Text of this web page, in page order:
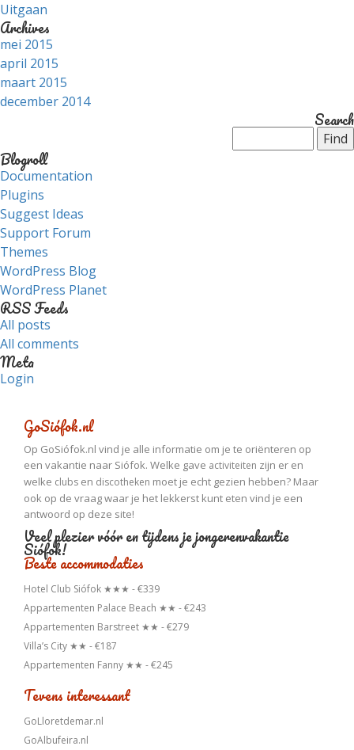
Uitgaan
Archives
mei 2015
april 2015
maart 2015
december 2014
Search
Blogroll
Documentation
Plugins
Suggest Ideas
Support Forum
Themes
WordPress Blog
WordPress Planet
RSS Feeds
All posts
All comments
Meta
Login
GoSiófok.nl
Op GoSiófok.nl vind je alle informatie om je te oriënteren op
een vakantie naar Siófok. Welke gave activiteiten zijn er en
welke clubs en discotheken moet je echt gezien hebben? Maar
ook op de vraag waar je het lekkerst kunt eten vind je een
antwoord op deze site!
Veel plezier vóór en tijdens je jongerenvakantie
Siófok!
Beste accommodaties
Hotel Club Siófok ★★★ - €339
Appartementen Palace Beach ★★ - €243
Appartementen Barstreet ★★ - €279
Villa’s City ★★ - €187
Appartementen Fanny ★★ - €245
Tevens interessant
GoLloretdemar.nl
GoAlbufeira.nl